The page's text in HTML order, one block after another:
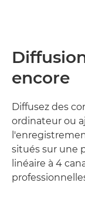
encore
Diffusez des
ordinateur ou
situés sur une
linéaire à 4